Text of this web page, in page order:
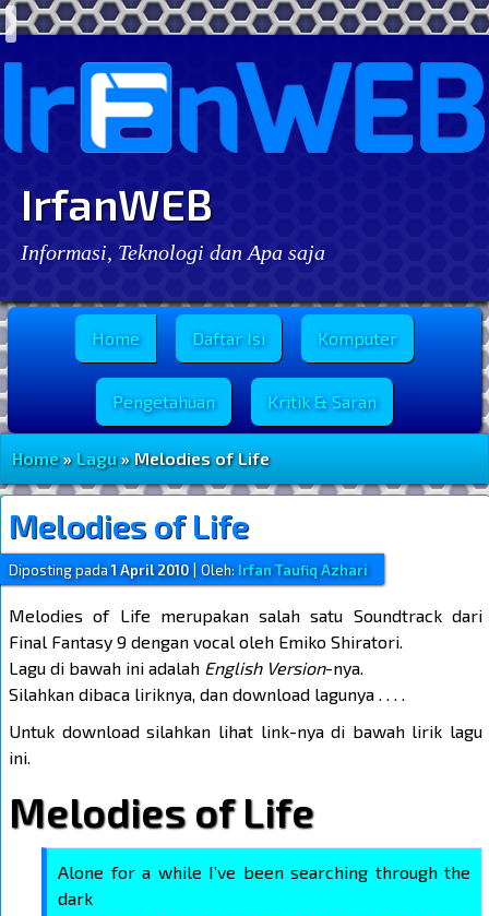
IrfanWEB
Informasi, Teknologi dan Apa saja
Menu Utama
Home Daftar Isi Komputer
Pengetahuan Kritik & Saran
Home»Lagu» Melodies of Life
Melodies of Life
Diposting pada1 April 2010 Oleh:Irfan Taufiq Azhari
Melodies of Life merupakan salah satu Soundtrack dari
Final Fantasy 9 dengan vocal oleh Emiko Shiratori.
Lagu di bawah ini adalah English Version-nya.
Silahkan dibaca liriknya, dan download lagunya . . . .
Untuk download silahkan lihat link-nya di bawah lirik lagu
ini.
Melodies of Life
Alone for a while I’ve been searching through the
dark